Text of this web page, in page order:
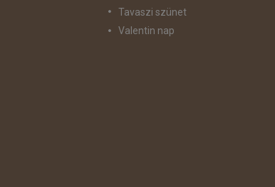
Tavaszi szünet
Valentin nap